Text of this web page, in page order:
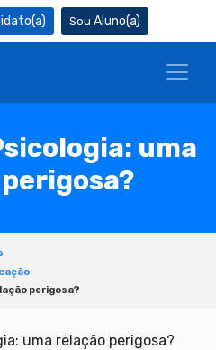
Aluno(a)
uma
perigosa?
uma relação perigosa?